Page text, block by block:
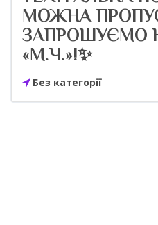
МОЖНА
ЗАПРОШУЄМО
«М.Ч.»!✨
Без категорії